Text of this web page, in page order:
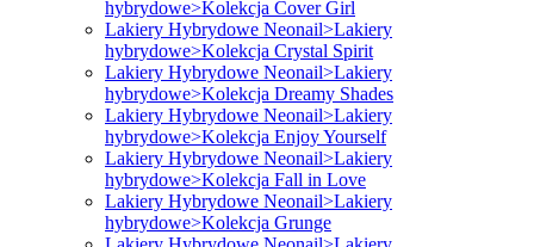
hybrydowe>Kolekcja Cover Girl
Lakiery Hybrydowe Neonail>Lakiery
hybrydowe>Kolekcja Crystal Spirit
Lakiery Hybrydowe Neonail>Lakiery
hybrydowe>Kolekcja Dreamy Shades
Lakiery Hybrydowe Neonail>Lakiery
hybrydowe>Kolekcja Enjoy Yourself
Lakiery Hybrydowe Neonail>Lakiery
hybrydowe>Kolekcja Fall in Love
Lakiery Hybrydowe Neonail>Lakiery
hybrydowe>Kolekcja Grunge